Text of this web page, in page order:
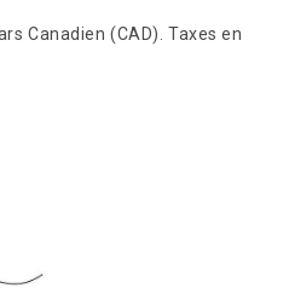
Canadien (CAD). Taxes en